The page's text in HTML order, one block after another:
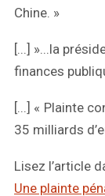
Chine. »
[...] »...la
finances
[...] « Plainte
35 milliards
Lisez l’article
Une plainte